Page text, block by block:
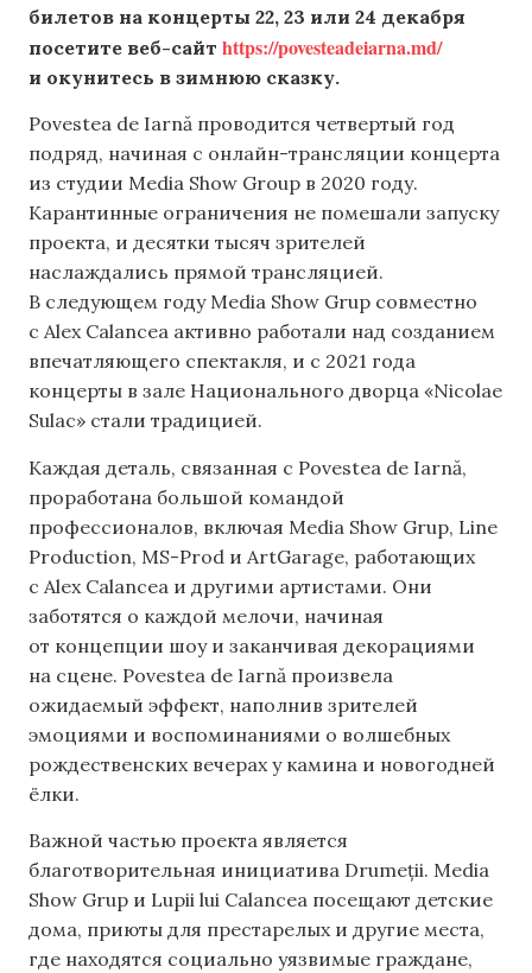
билетов на концерты 22, 23 или 24 декабря
посетите веб-сайт https://povesteadeiarna.md/
и окунитесь в зимнюю сказку.
Povestea de Iarnă проводится четвертый год
подряд, начиная с онлайн-трансляции концерта
из студии Media Show Group в 2020 году.
Карантинные ограничения не помешали запуску
проекта, и десятки тысяч зрителей
наслаждались прямой трансляцией.
В следующем году Media Show Grup совместно
с Alex Calancea активно работали над созданием
впечатляющего спектакля, и с 2021 года
концерты в зале Национального дворца «Nicolae
Sulac» стали традицией.
Каждая деталь, связанная с Povestea de Iarnă,
проработана большой командой
профессионалов, включая Media Show Grup, Line
Production, MS-Prod и ArtGarage, работающих
с Alex Calancea и другими артистами. Они
заботятся о каждой мелочи, начиная
от концепции шоу и заканчивая декорациями
на сцене. Povestea de Iarnă произвела
ожидаемый эффект, наполнив зрителей
эмоциями и воспоминаниями о волшебных
рождественских вечерах у камина и новогодней
ёлки.
Важной частью проекта является
благотворительная инициатива Drumeții. Media
Show Grup и Lupii lui Calancea посещают детские
дома, приюты для престарелых и другие места,
где находятся социально уязвимые граждане,